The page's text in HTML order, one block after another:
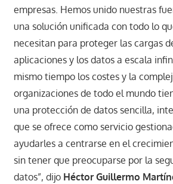
empresas. Hemos unido nuestras
una solución unificada con todo lo
necesitan para proteger las cargas
aplicaciones y los datos a escala
mismo tiempo los costes y la
organizaciones de todo el mundo
una protección de datos sencilla,
que se ofrece como servicio
ayudarles a centrarse en el
sin tener que preocuparse por la
datos”, dijo Héctor Guillermo